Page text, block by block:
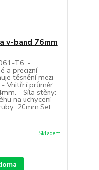
v-band 76mm
T6. -
a precizní
těsnění mezi
Vnitřní průměr:
- Síla stěny:
na uchycení
20mm.Set
Skladem